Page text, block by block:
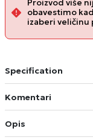
Proizvod više
obavestimo
izaberi veličinu
Specification
Komentari
Opis